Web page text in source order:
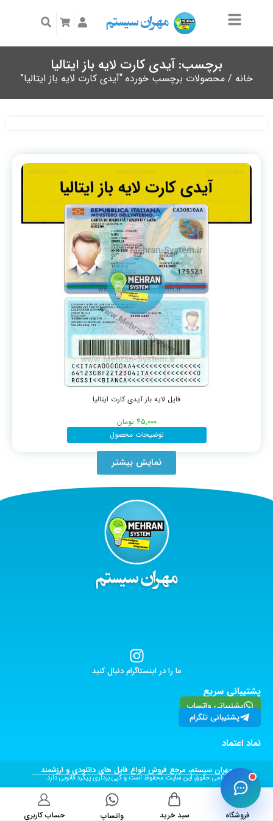
برچسب: آیدی کارت لایه باز ایتالیا
خانه / محصولات برچسب خورده “آیدی کارت لایه باز ایتالیا”
فایل لایه باز آیدی کارت ایتالیا
45,000 تومان
توضیحات محصول
نمایش بیشتر
ما را در اینستاگرام دنبال کنید
پشتیبانی سریع
پشتیبانی واتساپ
پشتیبانی تلگرام
نماد اعتماد
مهران سیستم، مرجع فروش انواع فایل های دانلودی و ارزشمند
تمامی حقوق این سایت محفوظ است و کپی برداری پیگرد قانونی دارد.
فروشگاه سبد خرید واتساپ حساب کاربری